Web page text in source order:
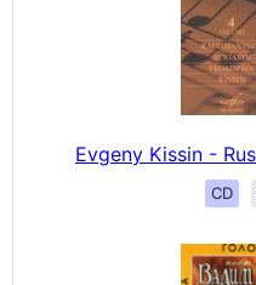
Evgeny Kissin -
CD